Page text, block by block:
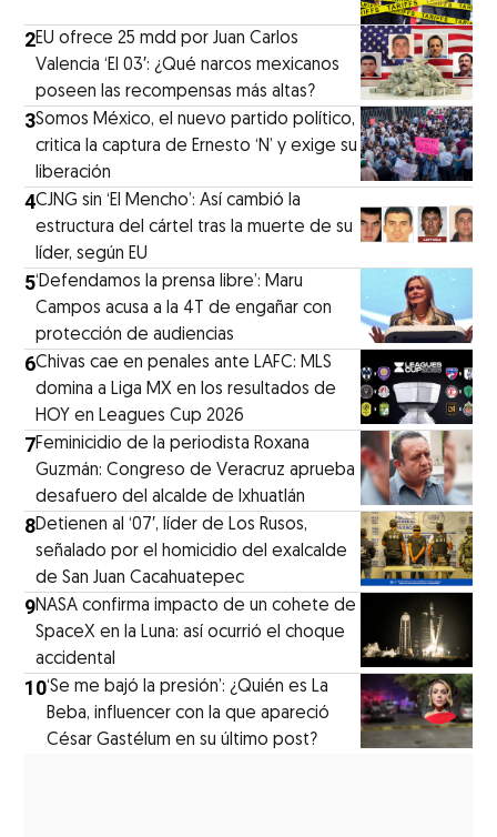
2EU ofrece 25 mdd por Juan Carlos
Valencia ‘El 03′: ¿Qué narcos mexicanos
poseen las recompensas más altas?
3Somos México, el nuevo partido político,
critica la captura de Ernesto ‘N’ y exige su
liberación
4CJNG sin ‘El Mencho’: Así cambió la
estructura del cártel tras la muerte de su
líder, según EU
5‘Defendamos la prensa libre’: Maru
Campos acusa a la 4T de engañar con
protección de audiencias
6Chivas cae en penales ante LAFC: MLS
domina a Liga MX en los resultados de
HOY en Leagues Cup 2026
7Feminicidio de la periodista Roxana
Guzmán: Congreso de Veracruz aprueba
desafuero del alcalde de Ixhuatlán
8Detienen al ‘07′, líder de Los Rusos,
señalado por el homicidio del exalcalde
de San Juan Cacahuatepec
9NASA confirma impacto de un cohete de
SpaceX en la Luna: así ocurrió el choque
accidental
10‘Se me bajó la presión’: ¿Quién es La
Beba, influencer con la que apareció
César Gastélum en su último post?